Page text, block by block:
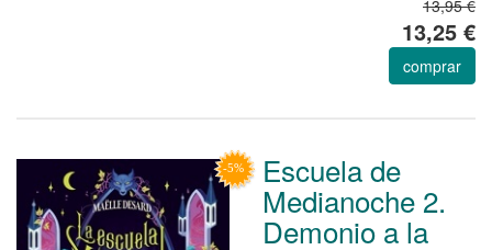
13,95 €
13,25 €
comprar
Escuela de
Medianoche 2.
Demonio a la